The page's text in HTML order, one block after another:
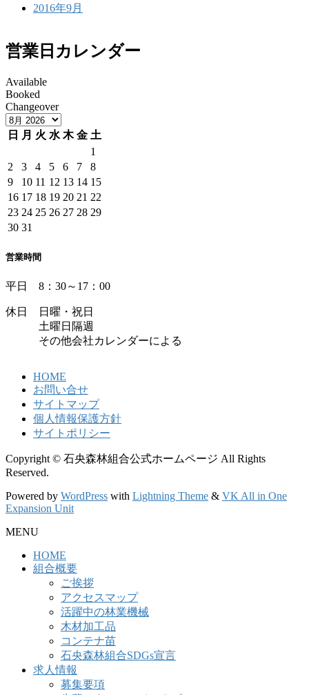
2016年9月
営業日カレンダー
Available
Booked
Changeover
日 月 火 水 木 金 土
1
2
3 4 5 6 7
8
9
10 11 12 13 14 15
16 17 18 19 20 21 22
23 24 25 26 27 28 29
30 31
営業時間
平日 8：30～17：00
休日 日曜・祝日
土曜日隔週
その他会社カレンダーによる
HOME
お問い合せ
サイトマップ
個人情報保護方針
サイトポリシー
Copyright © 石央森林組合公式ホームページ All Rights
Reserved.
Powered by WordPress with Lightning Theme & VK All in One
Expansion Unit
MENU
HOME
組合概要
ご挨拶
アクセスマップ
活躍中の林業機械
木材加工品
コンテナ苗
石央森林組合SDGs宣言
求人情報
募集要項